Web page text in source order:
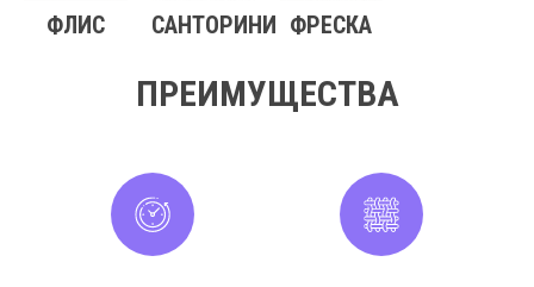
ФЛИС САНТОРИНИ ФРЕСКА
ПРЕИМУЩЕСТВА